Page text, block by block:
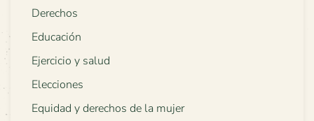
Derechos
Educación
Ejercicio y salud
Elecciones
Equidad y derechos de la mujer